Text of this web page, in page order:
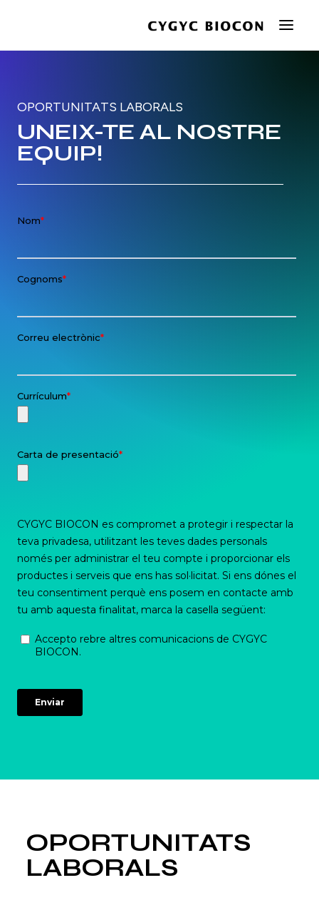
Empresa
Marques
Contacte
EN
NL
OPORTUNITATS LABORALS
UNEIX-TE AL NOSTRE
EQUIP!
OPORTUNITATS
LABORALS